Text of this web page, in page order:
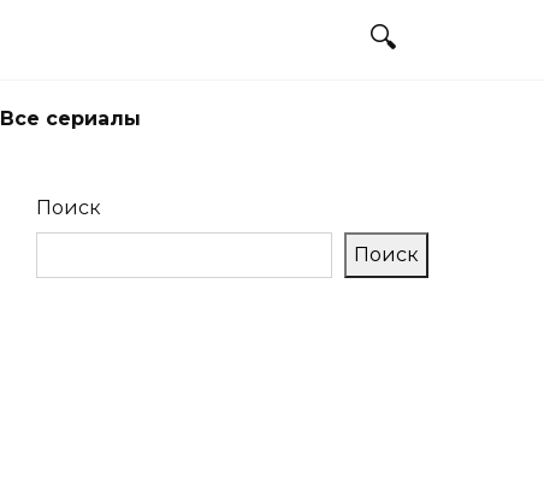
Все сериалы
Поиск
Поиск